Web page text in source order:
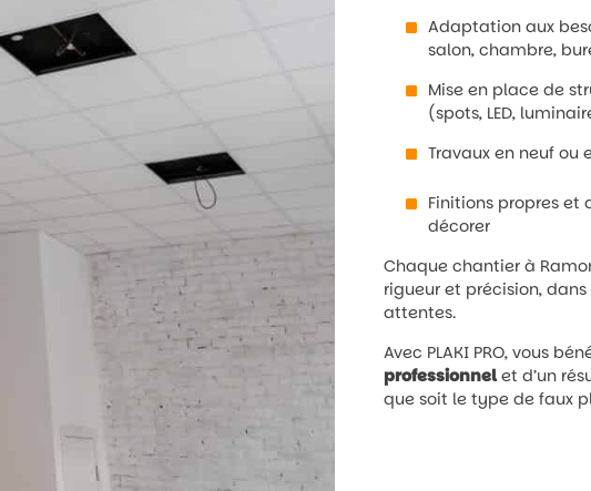
Adaptation aux
salon, chambre,
Mise en place de
(spots, LED,
Travaux en neuf ou
Finitions propres et
décorer
Chaque chantier à
rigueur et précision,
attentes.
Avec PLAKI PRO, vous
professionnelet d’un
que soit le type de faux